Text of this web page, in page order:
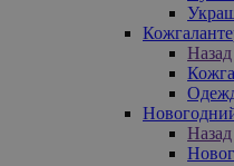
Назад
Назад